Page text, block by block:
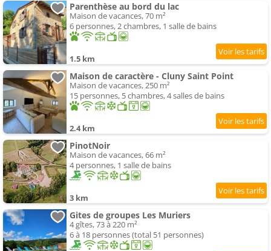
Parenthèse au bord du lac
Maison de vacances, 70 m²
6 personnes, 2 chambres, 1 salle de bains
1.5 km
Maison de caractère - Cluny Saint Point
Maison de vacances, 250 m²
15 personnes, 5 chambres, 4 salles de bains
2.4 km
PinotNoir
Maison de vacances, 66 m²
4 personnes, 1 salle de bains
3 km
Gites de groupes Les Muriers
4 gîtes, 73 à 220 m²
6 à 18 personnes (total 51 personnes)